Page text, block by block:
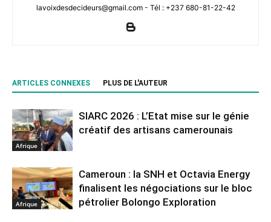
lavoixdesdecideurs@gmail.com - Tél : +237 680-81-22-42
ARTICLES CONNEXES PLUS DE L'AUTEUR
Afrique
SIARC 2026 : L’Etat mise sur le génie
créatif des artisans camerounais
Afrique
Cameroun : la SNH et Octavia Energy
finalisent les négociations sur le bloc
pétrolier Bolongo Exploration